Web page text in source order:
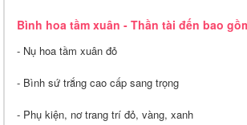
Bình hoa tầm xuân - Thần tài đến bao
- Nụ hoa tầm xuân đỏ
- Bình sứ trắng cao cấp sang trọng
- Phụ kiện, nơ trang trí đỏ, vàng, xanh